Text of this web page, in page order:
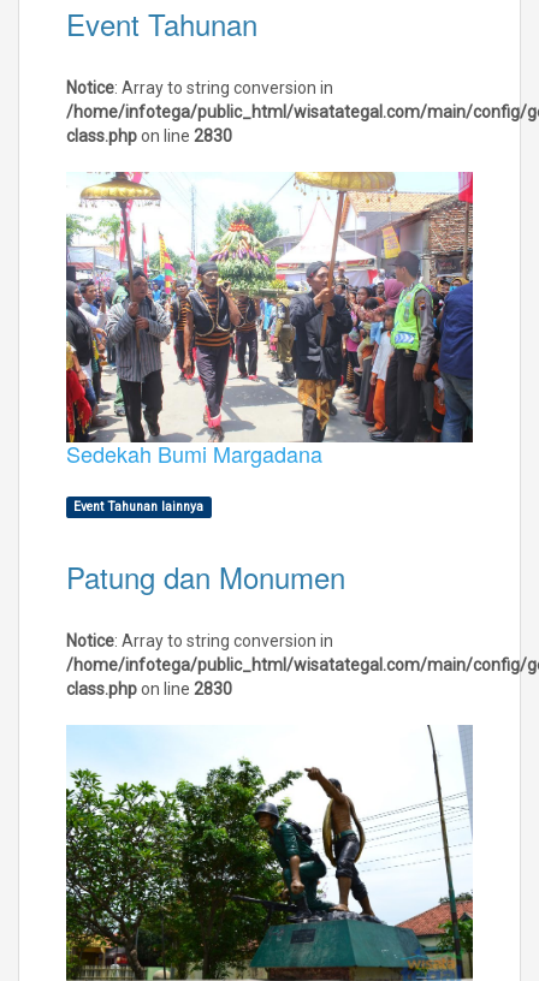
Event Tahunan
Notice: Array to string conversion in
/home/infotega/public_html/wisatategal.com/main/config/
class.phpon line 2830
Sedekah Bumi Margadana
Event Tahunan lainnya
Patung dan Monumen
Notice: Array to string conversion in
/home/infotega/public_html/wisatategal.com/main/config/
class.phpon line 2830